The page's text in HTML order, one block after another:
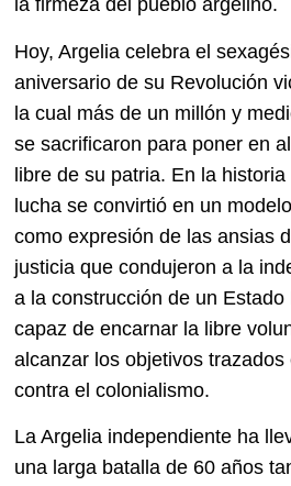
la firmeza del pueblo argelino.
Hoy, Argelia celebra el
aniversario de su Revolución
la cual más de un millón y
se sacrificaron para poner en
libre de su patria. En la
lucha se convirtió en un
como expresión de las ansias
justicia que condujeron a la
a la construcción de un Estado
capaz de encarnar la libre
alcanzar los objetivos trazados
contra el colonialismo.
La Argelia independiente ha
una larga batalla de 60 años